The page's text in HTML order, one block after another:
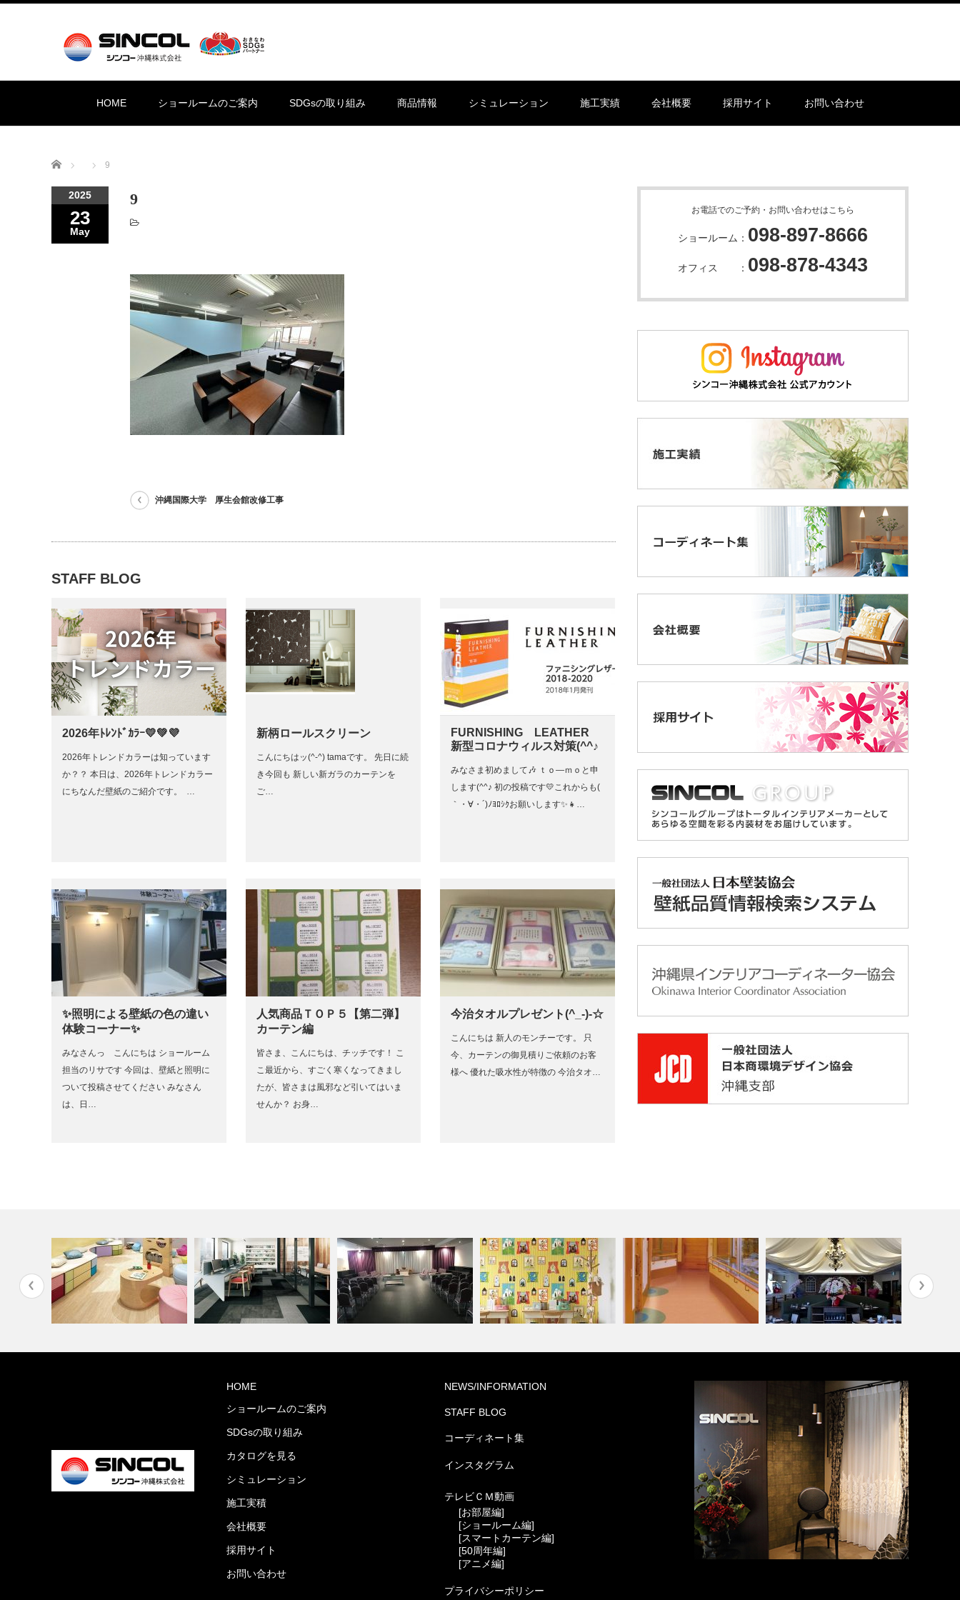
HOME ショールームのご案内 SDGsの取り組み 商品情報 シミュレーション 施工実績 会社概要 採用サイト お問い合わせ
Home 9
2025
23
May
9
沖縄国際大学 厚生会館改修工事
STAFF BLOG
2026年ﾄﾚﾝﾄﾞｶﾗｰ💛💚💜
2026年トレンドカラーは知っています
か？？ 本日は、2026年トレンドカラー
にちなんだ壁紙のご紹介です。 …
新柄ロールスクリーン
こんにちはッ(^-^) tamaです。 先日に続
き今回も 新しい新ガラのカーテンを
ご…
FURNISHING LEATHER
新型コロナウィルス対策(^^♪
みなさま初めまして🎶 ｔｏ―ｍｏと申
します(^^♪ 初の投稿です💛これからも(
｀・∀・´)ﾉﾖﾛｼｸお願いします✨👧…
✨照明による壁紙の色の違い
体験コーナー✨
みなさんっ こんにちは ショールーム
担当のリサです 今回は、壁紙と照明に
ついて投稿させてください みなさん
は、日…
人気商品ＴＯＰ５【第二弾】
カーテン編
皆さま、こんにちは、チッチです！ こ
こ最近から、すごく寒くなってきまし
たが、皆さまは風邪など引いてはいま
せんか？ お身…
今治タオルプレゼント(^_-)-☆
こんにちは 新人のモンチーです。 只
今、カーテンの御見積りご依頼のお客
様へ 優れた吸水性が特徴の 今治タオ…
お電話でのご予約・お問い合わせはこちら
ショールーム： 098-897-8666
オフィス ： 098-878-4343
ネート集)
葬祭ホール いなんせ会館 住宅(コーディネート集) PIZZA HOUSE新本店
HOME
ショールームのご案内
SDGsの取り組み
カタログを見る
シミュレーション
施工実積
会社概要
採用サイト
お問い合わせ
NEWS/INFORMATION
STAFF BLOG
コーディネート集
インスタグラム
テレビＣＭ動画
[お部屋編]
[ショールーム編]
[スマートカーテン編]
[50周年編]
[アニメ編]
プライバシーポリシー